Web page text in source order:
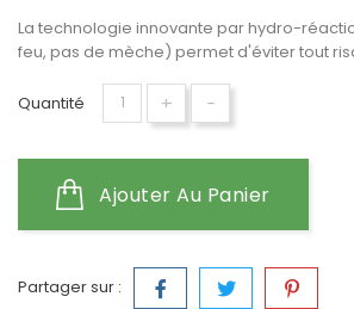
La technologie innovante par hydro-
feu, pas de mèche) permet d'éviter tout
Quantité + -
Ajouter Au Panier
Partager sur :